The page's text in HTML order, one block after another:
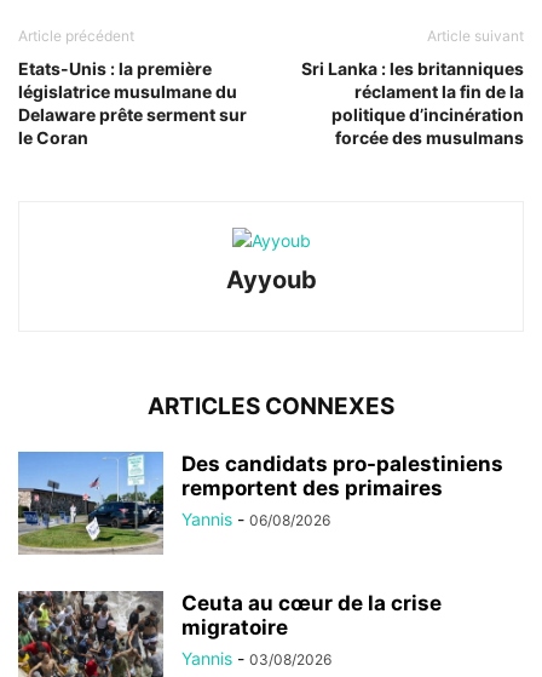
Article précédent
Etats-Unis : la première
législatrice musulmane du
Delaware prête serment sur
le Coran
Article suivant
Sri Lanka : les britanniques
réclament la fin de la
politique d’incinération
forcée des musulmans
Ayyoub
ARTICLES CONNEXES
Des candidats pro-palestiniens
remportent des primaires
Yannis - 06/08/2026
Ceuta au cœur de la crise
migratoire
Yannis - 03/08/2026